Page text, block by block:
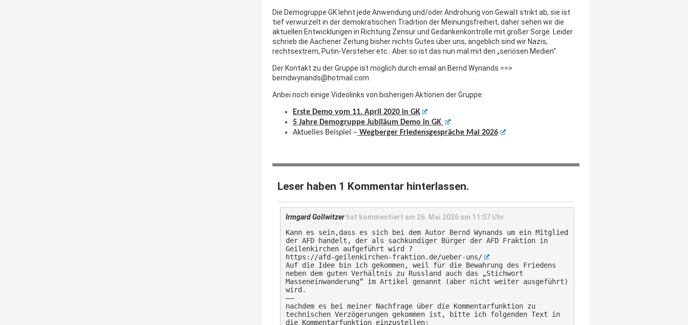
Die Demogruppe GK lehnt jede Anwendung und/oder Androhung von Gewalt strikt ab, sie ist
tief verwurzelt in der demokratischen Tradition der Meinungsfreiheit, daher sehen wir die
aktuellen Entwicklungen in Richtung Zensur und Gedankenkontrolle mit großer Sorge. Leider
schrieb die Aachener Zeitung bisher nichts Gutes über uns, angeblich sind wir Nazis,
rechtsextrem, Putin-Versteher etc.. Aber so ist das nun mal mit den „seriösen Medien“.
Der Kontakt zu der Gruppe ist möglich durch email an Bernd Wynands ==>
berndwynands@hotmail.com
Anbei noch einige Videolinks von bisherigen Aktionen der Gruppe:
Erste Demo vom 11. April 2020 in GK
5 Jahre Demogruppe Jubiläum Demo in GK
Aktuelles Beispiel – Wegberger Friedensgespräche Mai 2026
Leser haben 1 Kommentar hinterlassen.
Irmgard Gollwitzer hat kommentiert am 26. Mai 2026 um 11:07 Uhr
Kann es sein,dass es sich bei dem Autor Bernd Wynands um ein Mitglied
der AFD handelt, der als sachkundiger Bürger der AFD Fraktion in
Geilenkirchen aufgeführt wird ?
https://afd-geilenkirchen-fraktion.de/ueber-uns/
Auf die Idee bin ich gekommen, weil für die Bewahrung des Friedens
neben dem guten Verhältnis zu Russland auch das „Stichwort
Masseneinwanderung“ im Artikel genannt (aber nicht weiter ausgeführt)
wird.
—–
nachdem es bei meiner Nachfrage über die Kommentarfunktion zu
technischen Verzögerungen gekommen ist, bitte ich folgenden Text in
die Kommentarfunktion einzustellen: